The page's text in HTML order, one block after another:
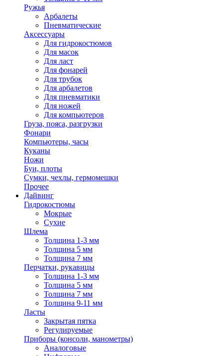
Ружья
Арбалеты
Пневматические
Аксессуары
Для гидрокостюмов
Для масок
Для ласт
Для фонарей
Для трубок
Для арбалетов
Для пневматики
Для ножей
Для компьютеров
Груза, пояса, разгрузки
Фонари
Компьютеры, часы
Куканы
Ножи
Буи, плоты
Сумки, чехлы, гермомешки
Прочее
Дайвинг
Гидрокостюмы
Мокрые
Сухие
Шлема
Толщина 1-3 мм
Толщина 5 мм
Толщина 7 мм
Перчатки, рукавицы
Толщина 1-3 мм
Толщина 5 мм
Толщина 7 мм
Толщина 9-11 мм
Ласты
Закрытая пятка
Регулируемые
Приборы (консоли, манометры)
Аналоговые